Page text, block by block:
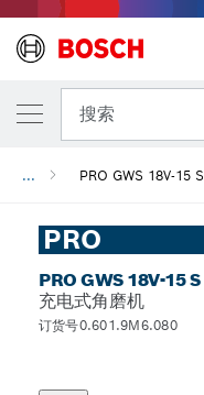
搜索
... PRO GWS 18V-15 S
PRO
PRO GWS 18V-15 S
充电式角磨机
订货号0.601.9M6.080